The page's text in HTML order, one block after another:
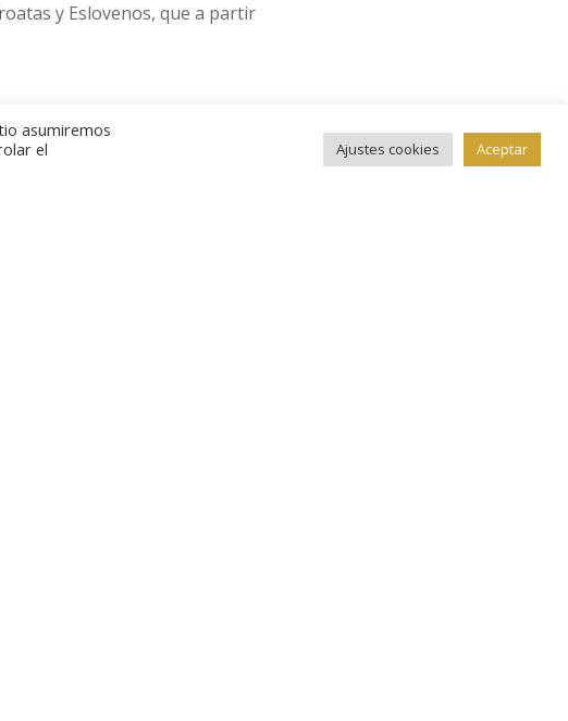
y Eslovenos, que a partir
tipo. En una cara vemos un
asumiremos
el
Ajustes cookies Aceptar